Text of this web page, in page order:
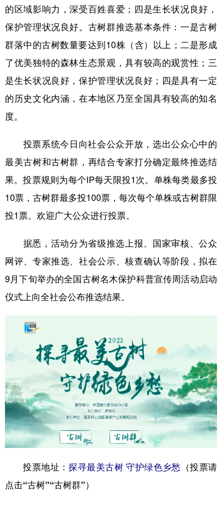
Русский язык 日本語 한국어
Deutsch Português
的区域影响力，深受百姓喜爱；四是生长状况良好，
保护管理状况良好。古树群推选基本条件：一是古树
群落中的古树数量要达到10株（含）以上；二是形成
了优美独特的森林生态景观，具有较高的观赏性；三
是生长状况良好，保护管理状况良好；四是具有一定
的历史文化内涵，在本地区乃至全国具有较高的知名
度。
投票系统今日向社会公众开放，选出公众心中的
最美古树和古树群，再结合专家打分确定最终推选结
果。投票规则为每个IP每天限投1次。单株每类最多投
10票，古树群最多投100票，每次每个单株或古树群限
投1票。欢迎广大公众进行投票。
据悉，活动分为省级推选上报、国家审核、公众
网评、专家推选、社会公示、核查确认等阶段，拟在
9月下旬举办的全国古树名木保护科普宣传周活动启动
仪式上向全社会公布推选结果。
投票地址：探寻最美古树 守护绿色乡愁 （投票请
点击“古树”“古树群”）